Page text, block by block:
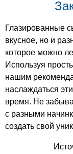
Глазированные
вкусное, но и
которое можно
Используя
нашим
наслаждаться
время. Не
с разными
создать свой